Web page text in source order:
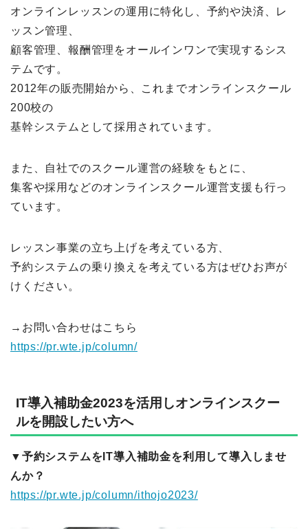
オンラインレッスンの運用に特化し、予約や決済、レ
ッスン管理、
顧客管理、報酬管理をオールインワンで実現するシス
テムです。
2012年の販売開始から、これまでオンラインスクール
200校の
基幹システムとして採用されています。
また、自社でのスクール運営の経験をもとに、
集客や採用などのオンラインスクール運営支援も行っ
ています。
レッスン事業の立ち上げを考えている方、
予約システムの乗り換えを考えている方はぜひお声が
けください。
→お問い合わせはこちら
https://pr.wte.jp/column/
IT導入補助金2023を活用しオンラインスクー
ルを開設したい方へ
▼予約システムをIT導入補助金を利用して導入しませ
んか？
https://pr.wte.jp/column/ithojo2023/